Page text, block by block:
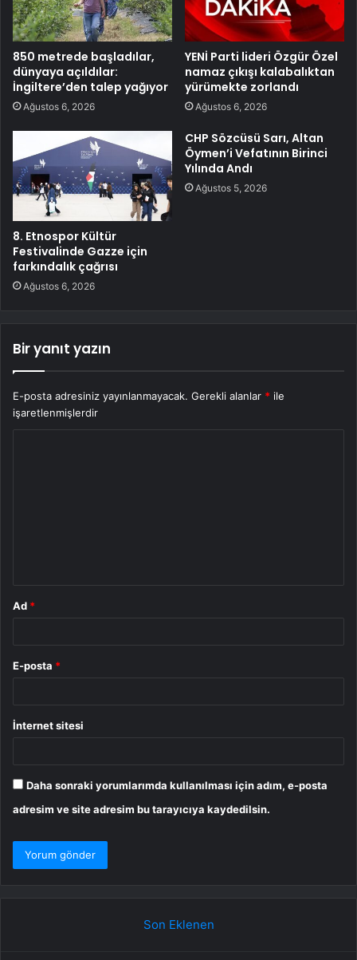
850 metrede başladılar,
dünyaya açıldılar:
İngiltere’den talep yağıyor
Ağustos 6, 2026
YENİ Parti lideri Özgür Özel
namaz çıkışı kalabalıktan
yürümekte zorlandı
Ağustos 6, 2026
8. Etnospor Kültür
Festivalinde Gazze için
farkındalık çağrısı
Ağustos 6, 2026
CHP Sözcüsü Sarı, Altan
Öymen’i Vefatının Birinci
Yılında Andı
Ağustos 5, 2026
Bir yanıt yazın
E-posta adresiniz yayınlanmayacak. Gerekli alanlar * ile
işaretlenmişlerdir
Ad *
E-posta *
İnternet sitesi
Daha sonraki yorumlarımda kullanılması için adım, e-posta
adresim ve site adresim bu tarayıcıya kaydedilsin.
Son Eklenen